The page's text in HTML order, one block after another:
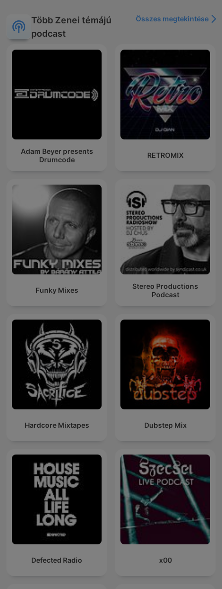
Több Zenei témájú
podcast
Összes megtekintése
Adam Beyer presents
Drumcode
RETROMIX
Funky Mixes
Stereo Productions
Podcast
Hardcore Mixtapes Dubstep Mix
Defected Radio x00